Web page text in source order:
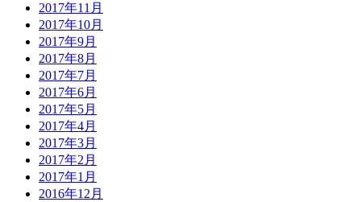
2017年11月
2017年10月
2017年9月
2017年8月
2017年7月
2017年6月
2017年5月
2017年4月
2017年3月
2017年2月
2017年1月
2016年12月